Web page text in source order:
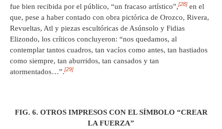
fue bien recibida por el público, “un fracaso artístico”,[28] en el
que, pese a haber contado con obra pictórica de Orozco, Rivera,
Revueltas, Atl y piezas escultóricas de Asúnsolo y Fidias
Elizondo, los críticos concluyeron: “nos quedamos, al
contemplar tantos cuadros, tan vacíos como antes, tan hastiados
como siempre, tan aburridos, tan cansados y tan
atormentados…”.[29]
FIG. 6. OTROS IMPRESOS CON EL SÍMBOLO “CREAR
LA FUERZA”